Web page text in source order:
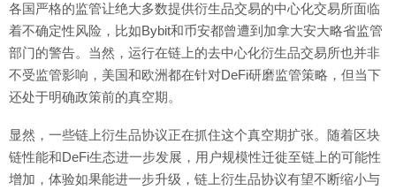
各国严格的监管让绝大多数提供衍生品交易的中心化交易所面临
着不确定性风险，比如Bybit和币安都曾遭到加拿大安大略省监管
部门的警告。当然，运行在链上的去中心化衍生品交易所也并非
不受监管影响，美国和欧洲都在针对DeFi研磨监管策略，但当下
还处于明确政策前的真空期。
显然，一些链上衍生品协议正在抓住这个真空期扩张。随着区块
链性能和DeFi生态进一步发展，用户规模性迁徙至链上的可能性
增加，体验如果能进一步升级，链上衍生品协议有望不断缩小与